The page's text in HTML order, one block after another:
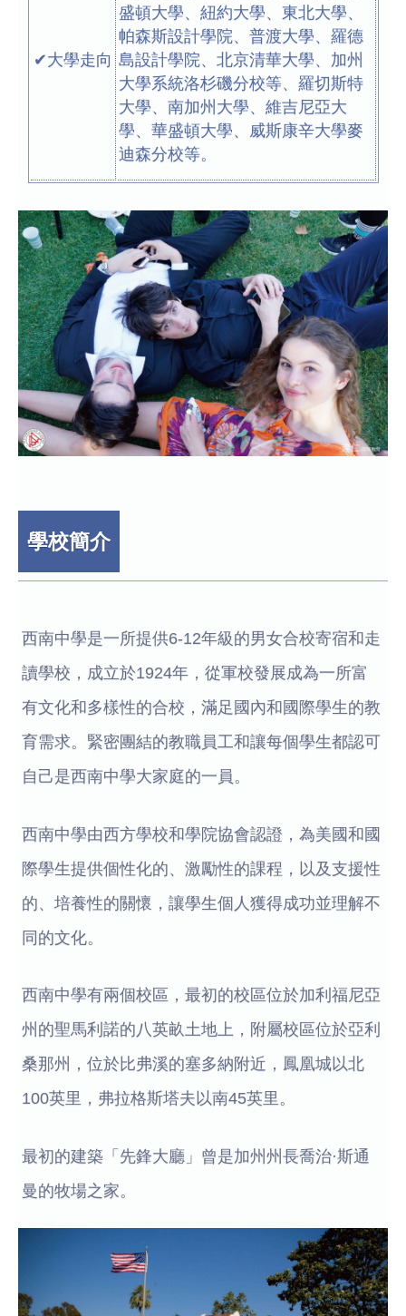
✔大學走向
盛頓大學、紐約大學、東北大學、
帕森斯設計學院、普渡大學、羅德
島設計學院、北京清華大學、加州
大學系統洛杉磯分校等、羅切斯特
大學、南加州大學、維吉尼亞大
學、華盛頓大學、威斯康辛大學麥
迪森分校等。
學校簡介
西南中學是一所提供6-12年級的男女合校寄宿和走
讀學校，成立於1924年，從軍校發展成為一所富
有文化和多樣性的合校，滿足國內和國際學生的教
育需求。緊密團結的教職員工和讓每個學生都認可
自己是西南中學大家庭的一員。
西南中學由西方學校和學院協會認證，為美國和國
際學生提供個性化的、激勵性的課程，以及支援性
的、培養性的關懷，讓學生個人獲得成功並理解不
同的文化。
西南中學有兩個校區，最初的校區位於加利福尼亞
州的聖馬利諾的八英畝土地上，附屬校區位於亞利
桑那州，位於比弗溪的塞多納附近，鳳凰城以北
100英里，弗拉格斯塔夫以南45英里。
最初的建築「先鋒大廳」曾是加州州長喬治·斯通
曼的牧場之家。